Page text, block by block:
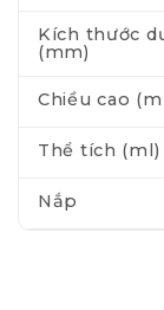
Kích thước
(mm)
Chiều cao
Thể tích (ml)
Nắp